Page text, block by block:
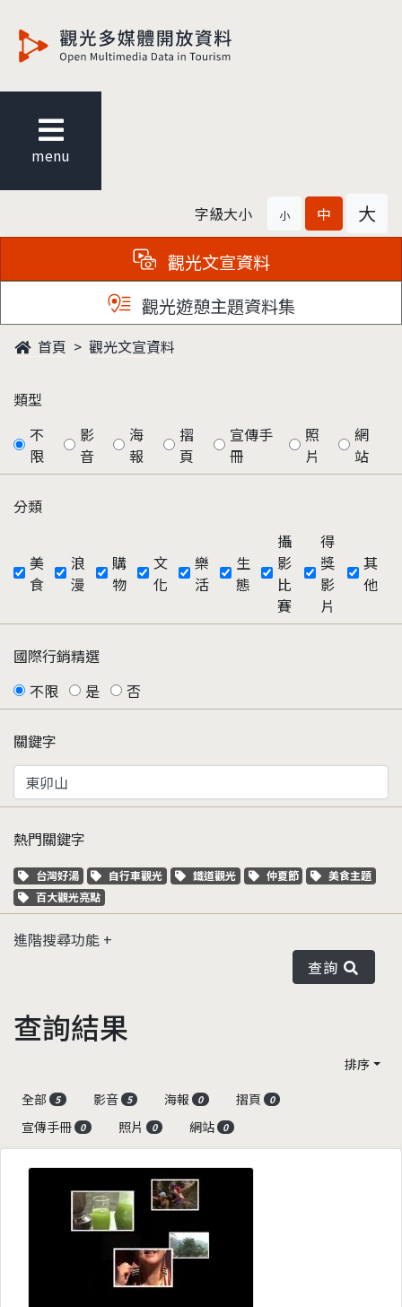
menu
字級大小 小 中 大
觀光文宣資料
觀光遊憩主題資料集
首頁 觀光文宣資料
類型
不
限
影
音
海
報
摺
頁
宣傳手
冊
照
片
網
站
分類
美
食
浪
漫
購
物
文
化
樂
活
生
態
攝
影
比
賽
得
獎
影
片
其
他
國際行銷精選
不限
是 否
關鍵字
熱門關鍵字
關鍵字標籤
台灣好湯 關鍵字標籤
自行車觀光 關鍵字標籤
鐵道觀光 關鍵字標籤
仲夏節 關鍵字標籤
美食主題
關鍵字標籤
百大觀光亮點
進階搜尋功能
查詢
查詢結果
排序
全部
5 影音 5 海報 0 摺頁 0
宣傳手冊 0 照片 0 網站 0